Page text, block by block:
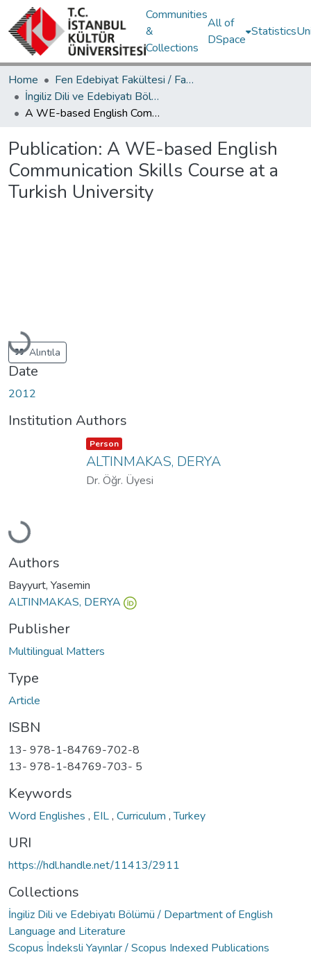
Communities
&
Collections
All of
DSpace
Statistics
Home
Fen Edebiyat Fakültesi / Faculty of Letters and Sciences
İngiliz Dili ve Edebiyatı Bölümü / Department of English Language and Literature
A WE-based English Communication Skills Course at a Turkish University
Publication: A WE-based English
Communication Skills Course at a
Turkish University
Loading...
Alıntıla
Date
2012
Institution Authors
Loading...
Item type:
Person ,
ALTINMAKAS, DERYA
Dr. Öğr. Üyesi
Authors
Bayyurt, Yasemin
ALTINMAKAS, DERYA
Publisher
Multilingual Matters
Type
Article
ISBN
13- 978-1-84769-702-8
13- 978-1-84769-703- 5
Keywords
Word Englishes , EIL, Curriculum ,Turkey
URI
https://hdl.handle.net/11413/2911
Collections
İngiliz Dili ve Edebiyatı Bölümü / Department of English
Language and Literature
Scopus İndeksli Yayınlar / Scopus Indexed Publications